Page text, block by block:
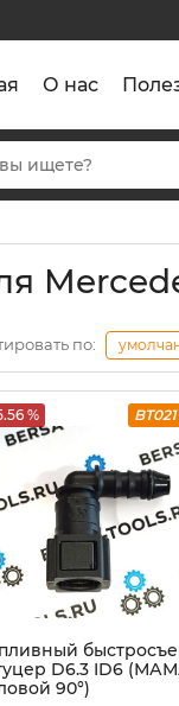
О нас
по:
%
D6.3 ID6
90°)